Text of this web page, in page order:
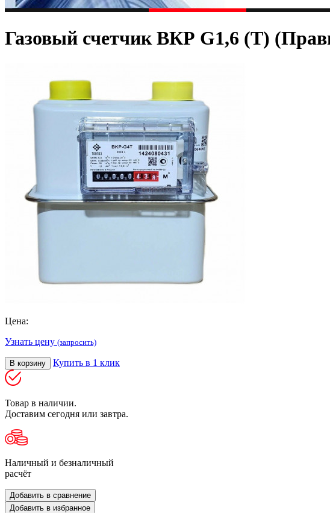
Газовый счетчик ВКР G1,6 (T)
Цена:
Узнать цену (запросить)
В корзину Купить в 1 клик
Товар в наличии.
Доставим сегодня или завтра.
Наличный и безналичный
расчёт
Добавить в сравнение
Добавить в избранное